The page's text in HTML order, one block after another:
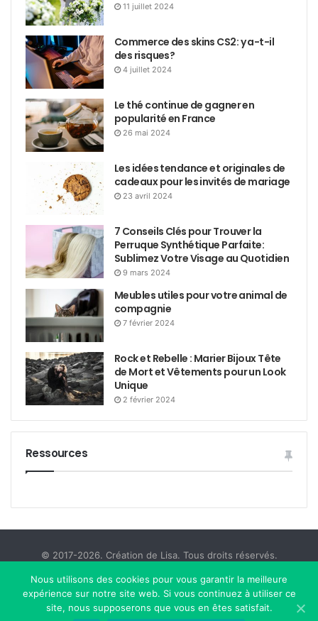
11 juillet 2024
Commerce des skins CS2: y a-t-il
des risques?
4 juillet 2024
Le thé continue de gagner en
popularité en France
26 mai 2024
Les idées tendance et originales de
cadeaux pour les invités de mariage
23 avril 2024
7 Conseils Clés pour Trouver la
Perruque Synthétique Parfaite:
Sublimez Votre Visage au Quotidien
9 mars 2024
Meubles utiles pour votre animal de
compagnie
7 février 2024
Rock et Rebelle : Marier Bijoux Tête
de Mort et Vêtements pour un Look
Unique
2 février 2024
Ressources
© 2017-2026. Création de Lisa. Tous droits réservés.
Politique de Confidentialité
Déni de Responsabilité
Nous Contacter
Nous utilisons des cookies pour vous garantir la meilleure
expérience sur notre site web. Si vous continuez à utiliser ce
site, nous supposerons que vous en êtes satisfait.